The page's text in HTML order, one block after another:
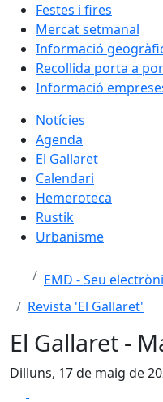
Festes i fires
Mercat setmanal
Informació
Recollida porta a
Informació
Notícies
Agenda
El Gallaret
Calendari
Hemeroteca
Rustik
Urbanisme
EMD - Seu
Revista 'El Gallaret'
El Gallaret -
Dilluns, 17 de maig de